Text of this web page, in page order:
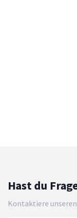
Hast du
Kontaktiere